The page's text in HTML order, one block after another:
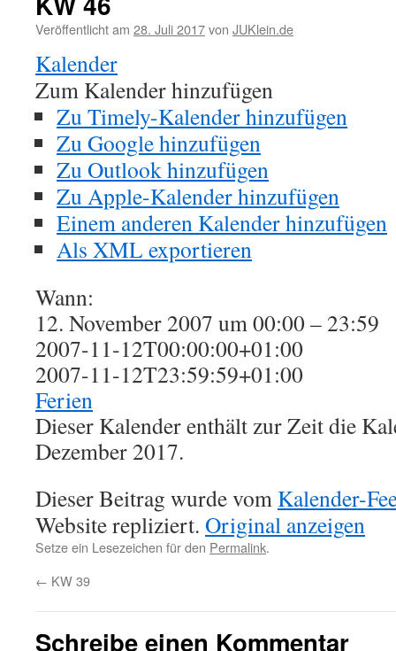
Veröffentlicht am 28. Juli 2017von JUKlein.de
Kalender
Zum Kalender hinzufügen
Zu Timely-Kalender hinzufügen
Zu Google hinzufügen
Zu Outlook hinzufügen
Zu Apple-Kalender hinzufügen
Einem anderen Kalender hinzufügen
Als XML exportieren
Wann:
12. November 2007 um 00:00 – 23:59
2007-11-12T00:00:00+01:00
2007-11-12T23:59:59+01:00
Ferien
Dieser Kalender enthält zur Zeit die
Dezember 2017.
Dieser Beitrag wurde vom Kalender-
Website repliziert. Original anzeigen
Setze ein Lesezeichen für den Permalink.
← KW 39
Schreibe einen Kommentar